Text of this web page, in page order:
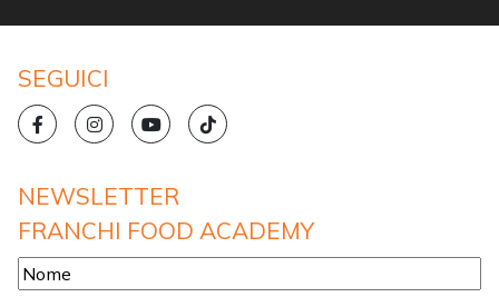
SEGUICI
NEWSLETTER
FRANCHI FOOD ACADEMY
Nome*